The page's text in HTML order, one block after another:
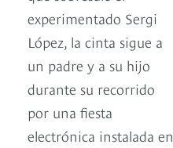
experimentado Sergi
López, la cinta sigue a
un padre y a su hijo
durante su recorrido
por una fiesta
electrónica instalada en